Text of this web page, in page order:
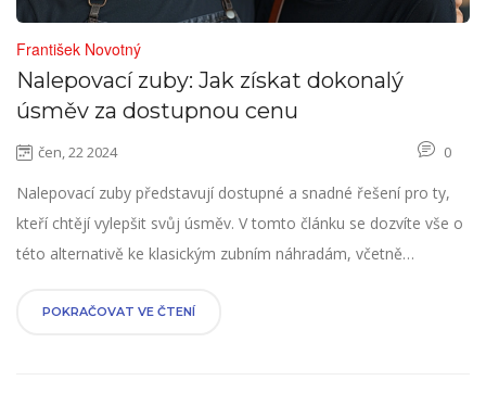
František Novotný
Nalepovací zuby: Jak získat dokonalý
úsměv za dostupnou cenu
čen, 22 2024 0
Nalepovací zuby představují dostupné a snadné řešení pro ty,
kteří chtějí vylepšit svůj úsměv. V tomto článku se dozvíte vše o
této alternativě ke klasickým zubním náhradám, včetně
POKRAČOVAT VE ČTENÍ